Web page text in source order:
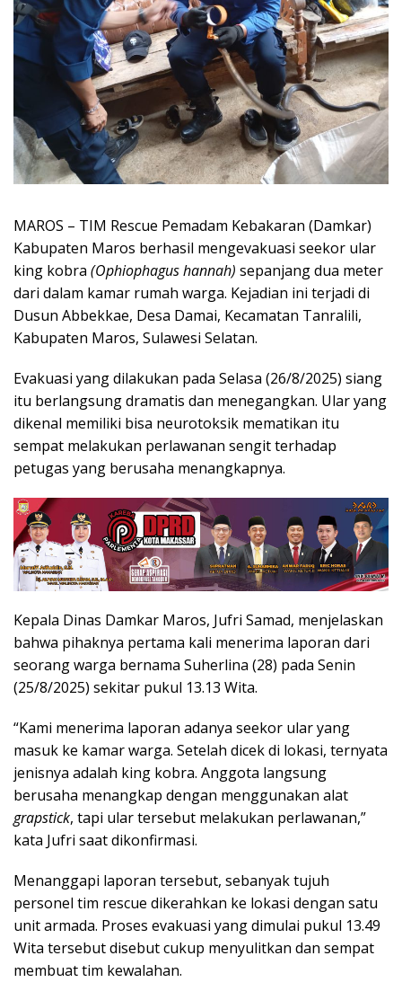
MAROS – TIM Rescue Pemadam Kebakaran (Damkar)
Kabupaten Maros berhasil mengevakuasi seekor ular
king kobra (Ophiophagus hannah) sepanjang dua meter
dari dalam kamar rumah warga. Kejadian ini terjadi di
Dusun Abbekkae, Desa Damai, Kecamatan Tanralili,
Kabupaten Maros, Sulawesi Selatan.
Evakuasi yang dilakukan pada Selasa (26/8/2025) siang
itu berlangsung dramatis dan menegangkan. Ular yang
dikenal memiliki bisa neurotoksik mematikan itu
sempat melakukan perlawanan sengit terhadap
petugas yang berusaha menangkapnya.
Kepala Dinas Damkar Maros, Jufri Samad, menjelaskan
bahwa pihaknya pertama kali menerima laporan dari
seorang warga bernama Suherlina (28) pada Senin
(25/8/2025) sekitar pukul 13.13 Wita.
“Kami menerima laporan adanya seekor ular yang
masuk ke kamar warga. Setelah dicek di lokasi, ternyata
jenisnya adalah king kobra. Anggota langsung
berusaha menangkap dengan menggunakan alat
grapstick, tapi ular tersebut melakukan perlawanan,”
kata Jufri saat dikonfirmasi.
Menanggapi laporan tersebut, sebanyak tujuh
personel tim rescue dikerahkan ke lokasi dengan satu
unit armada. Proses evakuasi yang dimulai pukul 13.49
Wita tersebut disebut cukup menyulitkan dan sempat
membuat tim kewalahan.